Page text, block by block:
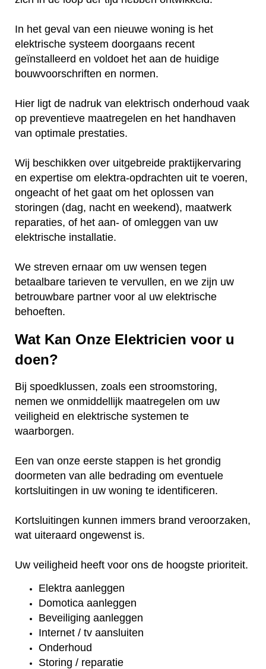
In het geval van een nieuwe woning is het
elektrische systeem doorgaans recent
geïnstalleerd en voldoet het aan de huidige
bouwvoorschriften en normen.
Hier ligt de nadruk van elektrisch onderhoud vaak
op preventieve maatregelen en het handhaven
van optimale prestaties.
Wij beschikken over uitgebreide praktijkervaring
en expertise om elektra-opdrachten uit te voeren,
ongeacht of het gaat om het oplossen van
storingen (dag, nacht en weekend), maatwerk
reparaties, of het aan- of omleggen van uw
elektrische installatie.
We streven ernaar om uw wensen tegen
betaalbare tarieven te vervullen, en we zijn uw
betrouwbare partner voor al uw elektrische
behoeften.
Wat Kan Onze Elektricien voor u
doen?
Bij spoedklussen, zoals een stroomstoring,
nemen we onmiddellijk maatregelen om uw
veiligheid en elektrische systemen te
waarborgen.
Een van onze eerste stappen is het grondig
doormeten van alle bedrading om eventuele
kortsluitingen in uw woning te identificeren.
Kortsluitingen kunnen immers brand veroorzaken,
wat uiteraard ongewenst is.
Uw veiligheid heeft voor ons de hoogste prioriteit.
Elektra aanleggen
Domotica aanleggen
Beveiliging aanleggen
Internet / tv aansluiten
Onderhoud
Storing / reparatie